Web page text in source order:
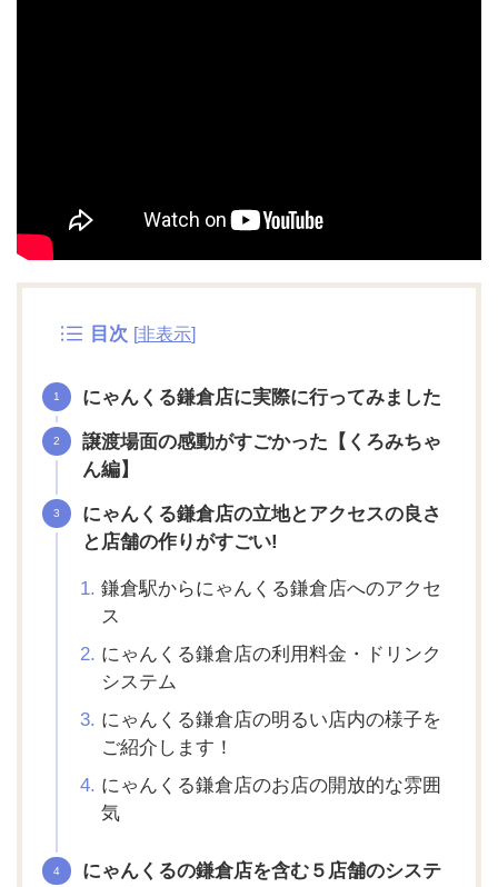
目次 [非表示]
にゃんくる鎌倉店に実際に行ってみました
譲渡場面の感動がすごかった【くろみちゃ
ん編】
にゃんくる鎌倉店の立地とアクセスの良さ
と店舗の作りがすごい!
鎌倉駅からにゃんくる鎌倉店へのアクセ
ス
にゃんくる鎌倉店の利用料金・ドリンク
システム
にゃんくる鎌倉店の明るい店内の様子を
ご紹介します！
にゃんくる鎌倉店のお店の開放的な雰囲
気
にゃんくるの鎌倉店を含む５店舗のシステ